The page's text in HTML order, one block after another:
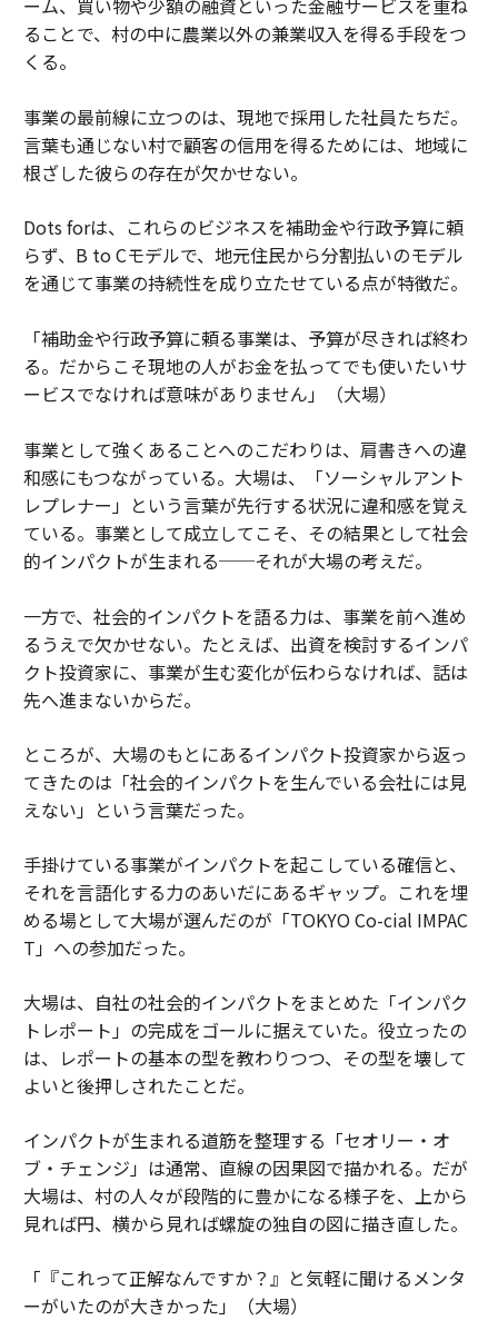
ることで、村の中に農業以外の兼業収入を得る手段をつ
くる。
事業の最前線に立つのは、現地で採用した社員たちだ。
言葉も通じない村で顧客の信用を得るためには、地域に
根ざした彼らの存在が欠かせない。
Dots forは、これらのビジネスを補助金や行政予算に頼
らず、B to Cモデルで、地元住民から分割払いのモデル
を通じて事業の持続性を成り立たせている点が特徴だ。
「補助金や行政予算に頼る事業は、予算が尽きれば終わ
る。だからこそ現地の人がお金を払ってでも使いたいサ
ービスでなければ意味がありません」（大場）
事業として強くあることへのこだわりは、肩書きへの違
和感にもつながっている。大場は、「ソーシャルアント
レプレナー」という言葉が先行する状況に違和感を覚え
ている。事業として成立してこそ、その結果として社会
的インパクトが生まれる──それが大場の考えだ。
一方で、社会的インパクトを語る力は、事業を前へ進め
るうえで欠かせない。たとえば、出資を検討するインパ
クト投資家に、事業が生む変化が伝わらなければ、話は
先へ進まないからだ。
ところが、大場のもとにあるインパクト投資家から返っ
てきたのは「社会的インパクトを生んでいる会社には見
えない」という言葉だった。
手掛けている事業がインパクトを起こしている確信と、
それを言語化する力のあいだにあるギャップ。これを埋
める場として大場が選んだのが「TOKYO Co-cial IMPAC
T」への参加だった。
大場は、自社の社会的インパクトをまとめた「インパク
トレポート」の完成をゴールに据えていた。役立ったの
は、レポートの基本の型を教わりつつ、その型を壊して
よいと後押しされたことだ。
インパクトが生まれる道筋を整理する「セオリー・オ
ブ・チェンジ」は通常、直線の因果図で描かれる。だが
大場は、村の人々が段階的に豊かになる様子を、上から
見れば円、横から見れば螺旋の独自の図に描き直した。
「『これって正解なんですか？』と気軽に聞けるメンタ
ーがいたのが大きかった」（大場）